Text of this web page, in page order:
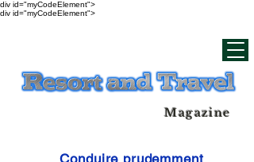
div id="myCodeElement">
div id="myCodeElement">
Magazine
Conduire prudemment